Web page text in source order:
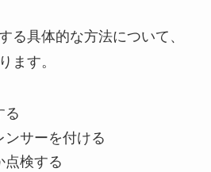
る具体的な方法について、
ます。
る
ンサーを付ける
点検する